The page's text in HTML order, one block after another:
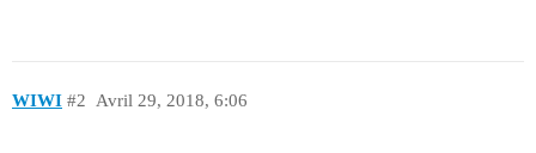
WIWI Avril 29, 2018, 6:06
#2